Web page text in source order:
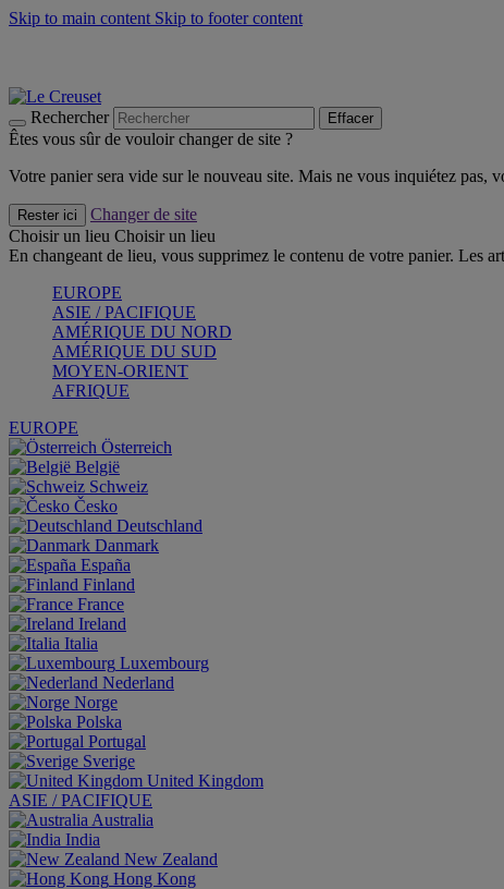
Skip to main content Skip to footer content
Rechercher Effacer
Êtes vous sûr de vouloir changer de site ?
Votre panier sera vide sur le nouveau site. Mais ne vous inquiétez pas,
Rester ici
Changer de site
Choisir un lieu Choisir un lieu
En changeant de lieu, vous supprimez le contenu de votre panier. Les
EUROPE
ASIE / PACIFIQUE
AMÉRIQUE DU NORD
AMÉRIQUE DU SUD
MOYEN-ORIENT
AFRIQUE
EUROPE
Österreich
België
Schweiz
Česko
Deutschland
Danmark
España
Finland
France
Ireland
Italia
Luxembourg
Nederland
Norge
Polska
Portugal
Sverige
United Kingdom
ASIE / PACIFIQUE
Australia
India
New Zealand
Hong Kong